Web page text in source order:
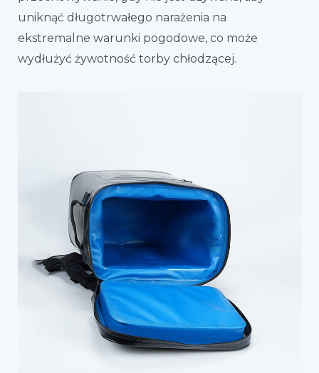
uniknąć długotrwałego narażenia na
ekstremalne warunki pogodowe, co może
wydłużyć żywotność torby chłodzącej.